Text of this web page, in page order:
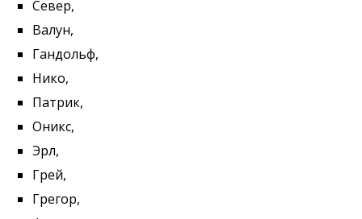
Север,
Валун,
Гандольф,
Нико,
Патрик,
Оникс,
Эрл,
Грей,
Грегор,